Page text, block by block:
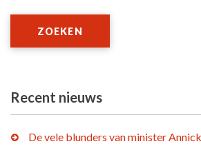
ZOEKEN
Recent nieuws
De vele blunders van minister